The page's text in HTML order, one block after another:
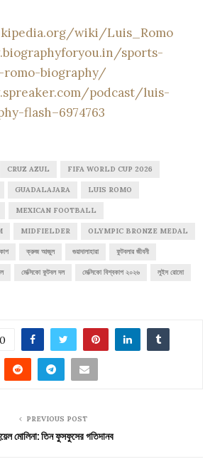
wiki/Luis_Romo
sports-
biography/
podcast/luis-
flash–6974763
CRUZ AZUL FIFA WORLD CUP 2026
GUADALAJARA LUIS ROMO
MEXICAN FOOTBALL
MIDFIELDER OLYMPIC BRONZE MEDAL
ক্রুজ আজুল গুয়াদালাহারা ফুটবলার জীবনী
মেক্সিকো ফুটবল দল মেক্সিকো বিশ্বকাপ ২০২৬ লুইস রোমো
0
PREVIOUS POST
মোলিনা: তিন ফুসফুসের গতিদানব